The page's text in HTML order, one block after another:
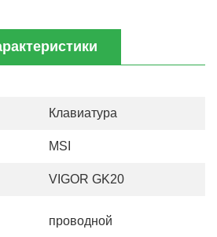
Клавиатура
MSI
VIGOR GK20
проводной